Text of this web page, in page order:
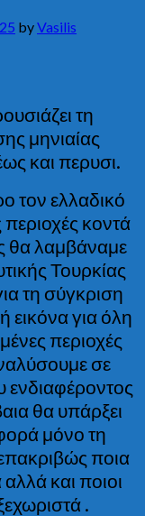
byVasilis
τη
μηνιαίας
και περυσι.
τον ελλαδικό
κοντά
θα λαμβάναμε
Τουρκίας
τη σύγκριση
εικόνα για όλη
περιοχές
σε
θα υπάρξει
μόνο τη
ποια
και ποιοι
.